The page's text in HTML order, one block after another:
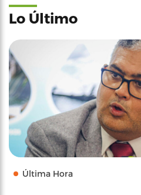
Lo Último
Última Hora